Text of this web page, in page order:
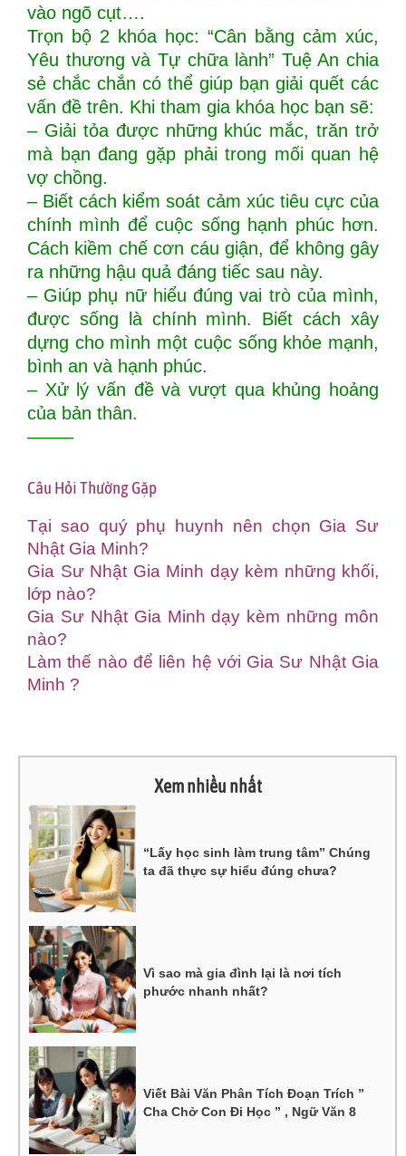
vào ngõ cụt….
Trọn bộ 2 khóa học: “Cân bằng cảm xúc,
Yêu thương và Tự chữa lành” Tuệ An chia
sẻ chắc chắn có thể giúp bạn giải quết các
vấn đề trên. Khi tham gia khóa học bạn sẽ:
– Giải tỏa được những khúc mắc, trăn trở
mà bạn đang gặp phải trong mối quan hệ
vợ chồng.
– Biết cách kiểm soát cảm xúc tiêu cực của
chính mình để cuộc sống hạnh phúc hơn.
Cách kiềm chế cơn cáu giận, để không gây
ra những hậu quả đáng tiếc sau này.
– Giúp phụ nữ hiểu đúng vai trò của mình,
được sống là chính mình. Biết cách xây
dựng cho mình một cuộc sống khỏe mạnh,
bình an và hạnh phúc.
– Xử lý vấn đề và vượt qua khủng hoảng
của bản thân.
——–
Câu Hỏi Thường Gặp
Tại sao quý phụ huynh nên chọn Gia Sư
Nhật Gia Minh?
Gia Sư Nhật Gia Minh dạy kèm những khối,
lớp nào?
Gia Sư Nhật Gia Minh dạy kèm những môn
nào?
Làm thế nào để liên hệ với Gia Sư Nhật Gia
Minh ?
Xem nhiều nhất
“Lấy học sinh làm trung tâm” Chúng
ta đã thực sự hiểu đúng chưa?
Vì sao mà gia đình lại là nơi tích
phước nhanh nhất?
Viết Bài Văn Phân Tích Đoạn Trích ”
Cha Chở Con Đi Học ” , Ngữ Văn 8